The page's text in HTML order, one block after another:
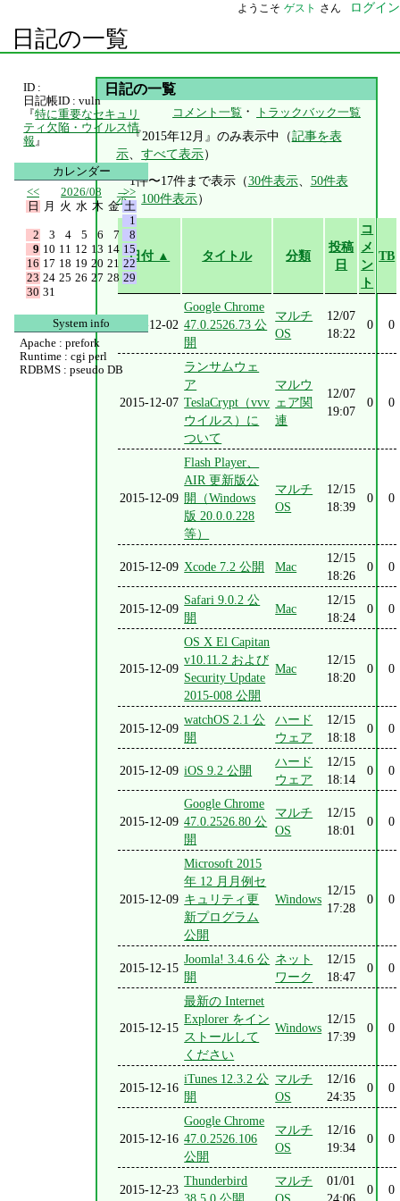
ようこそ ゲスト さん ログイン
日記の一覧
日記の一覧
コメント一覧 ・ トラックバック一覧
『2015年12月』のみ表示中（記事を表
示、すべて表示）
1件〜17件まで表示（30件表示、 50件表
示、 100件表示）
日付 ▲ タイトル 分類
投稿
日
コ
メ
ン
ト
TB
2015-12-02
Google Chrome
47.0.2526.73 公
開
マルチ
OS
12/07
18:22
0 0
2015-12-07
ランサムウェ
ア
TeslaCrypt（vvv
ウイルス）に
ついて
マルウ
ェア関
連
12/07
19:07
0 0
2015-12-09
Flash Player、
AIR 更新版公
開（Windows
版 20.0.0.228
等）
マルチ
OS
12/15
18:39
0 0
2015-12-09 Xcode 7.2 公開 Mac
12/15
18:26
0 0
2015-12-09
Safari 9.0.2 公
開
Mac
12/15
18:24
0 0
2015-12-09
OS X El Capitan
v10.11.2 および
Security Update
2015-008 公開
Mac
12/15
18:20
0 0
2015-12-09
watchOS 2.1 公
開
ハード
ウェア
12/15
18:18
0 0
2015-12-09 iOS 9.2 公開
ハード
ウェア
12/15
18:14
0 0
2015-12-09
Google Chrome
47.0.2526.80 公
開
マルチ
OS
12/15
18:01
0 0
2015-12-09
Microsoft 2015
年 12 月月例セ
キュリティ更
新プログラム
公開
Windows
12/15
17:28
0 0
2015-12-15
Joomla! 3.4.6 公
開
ネット
ワーク
12/15
18:47
0 0
2015-12-15
最新の Internet
Explorer をイン
ストールして
ください
Windows
12/15
17:39
0 0
2015-12-16
iTunes 12.3.2 公
開
マルチ
OS
12/16
24:35
0 0
2015-12-16
Google Chrome
47.0.2526.106
公開
マルチ
OS
12/16
19:34
0 0
2015-12-23
Thunderbird
マルチ
01/01
0 0
ID :
日記帳ID : vuln
『特に重要なセキュリ
ティ欠陥・ウイルス情
報 』
カレンダー
<<
2026/08
>>
日
月 火 水 木 金 土
1
2
3 4 5 6 7
8
9 10 11 12 13 14 15
16 17 18 19 20 21 22
23 24 25 26 27 28 29
30 31
System info
Apache : prefork
Runtime : cgi perl
RDBMS : pseudo DB